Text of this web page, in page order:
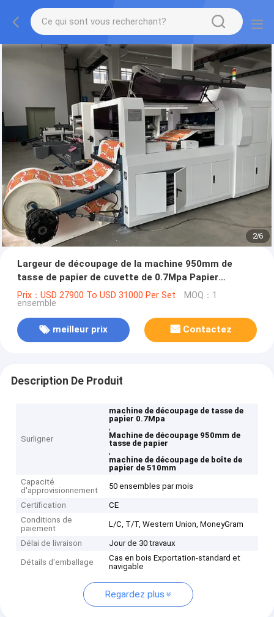
2/6
Largeur de découpage de la machine 950mm de
tasse de papier de cuvette de 0.7Mpa Papier
d'emballage
Prix：USD 27900 To USD 31000 Per Set MOQ：1
ensemble
meilleur prix Contactez
Description De Produit
Surligner
machine de découpage de tasse de
papier 0.7Mpa
,
Machine de découpage 950mm de
tasse de papier
,
machine de découpage de boîte de
papier de 510mm
Capacité
d'approvisionnement
50 ensembles par mois
Certification
CE
Conditions de
paiement
L/C, T/T, Western Union, MoneyGram
Délai de livraison Jour de 30 travaux
Détails d'emballage
Cas en bois Exportation-standard et
navigable
Regardez plus